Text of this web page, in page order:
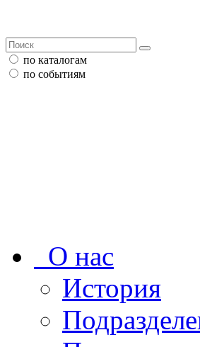
по каталогам
по событиям
О нас
История